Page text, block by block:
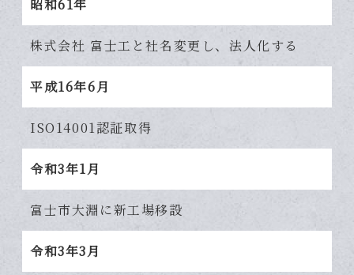
昭和61年
株式会社 富士工と社名変更し、法人化する
平成16年6月
ISO14001認証取得
令和3年1月
富士市大淵に新工場移設
令和3年3月